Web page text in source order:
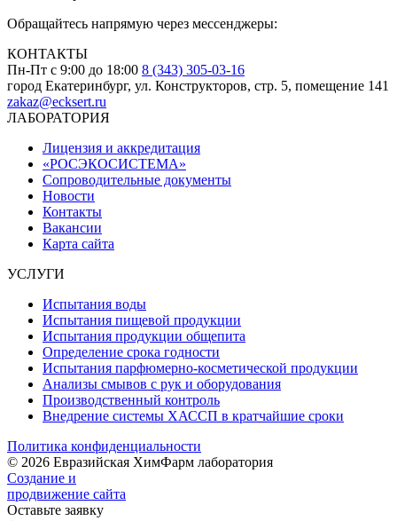
Обращайтесь напрямую через мессенджеры:
КОНТАКТЫ
Пн-Пт с 9:00 до 18:00 8 (343) 305-03-16
город Екатеринбург, ул. Конструкторов, стр. 5, помещение 141
zakaz@ecksert.ru
ЛАБОРАТОРИЯ
Лицензия и аккредитация
«РОСЭКОСИСТЕМА»
Сопроводительные документы
Новости
Контакты
Вакансии
Карта сайта
УСЛУГИ
Испытания воды
Испытания пищевой продукции
Испытания продукции общепита
Определение срока годности
Испытания парфюмерно-косметической продукции
Анализы смывов с рук и оборудования
Производственный контроль
Внедрение системы ХАССП в кратчайшие сроки
Политика конфиденциальности
© 2026 Евразийская ХимФарм лаборатория
Создание и
продвижение сайта
Оставьте заявку